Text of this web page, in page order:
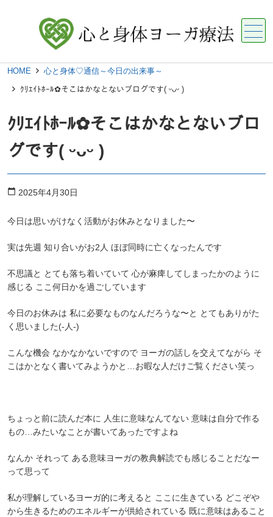
メニュー
HOME
心と身体♡通信～今日の出来事～
ｸﾘｴｲﾄﾎｰﾙ‪✿そこはかなとないブログです( ᵕᴗᵕ )
ｸﾘｴｲﾄﾎｰﾙ‪✿そこはかなとないブロ
グです( ᵕᴗᵕ )
calendar_today 2025年4月30日
今日は思いがけなく活動がお休みとなりました〜
実は先週 知り合いがお2人 ほぼ同時に亡くなったんです
不思議と とても落ち着いていて 心が麻痺してしまったかのように
感じる ここ何日かを過ごしています
今日のお休みは 私に必要なものなんだろうな〜と とてもありがた
く思いました(-人-)
こんな機会 なかなかないですので ヨーガの話しを交えてながら そ
こはかとなく書いてみようかと…お暇な人だけご覧ください笑っ
ちょっと前に読んだ本に 人生に意味なんてない 意味は自分で作る
もの…みたいなことが書いてあったですよね
なんか それって ある意味ヨーガの教典解読でも感じることだなー
って思って
私が理解しているヨーガ的に考えると ここに生きている どこぞや
から生きるためのエネルギーが供給されている 既に意味はあること